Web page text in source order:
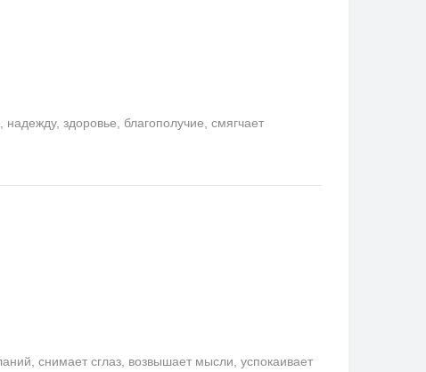
здоровье, благополучие, смягчает
снимает сглаз, возвышает мысли, успокаивает